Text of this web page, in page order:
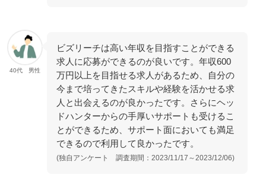
40代 男性
ビズリーチは高い年収を目指すことができる
求人に応募ができるのが良いです。年収600
万円以上を目指せる求人があるため、自分の
今まで培ってきたスキルや経験を活かせる求
人と出会えるのが良かったです。さらにヘッ
ドハンターからの手厚いサポートも受けるこ
とができるため、サポート面においても満足
できるので利用して良かったです。
(独自アンケート 調査期間：2023/11/17～2023/12/06)